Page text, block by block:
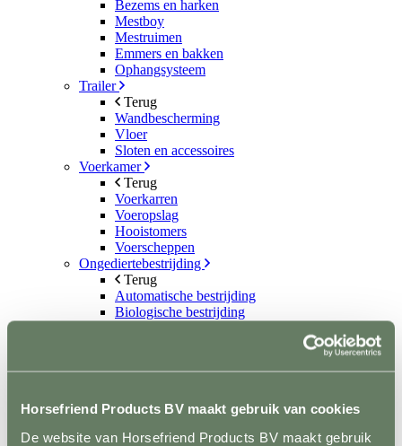
Horsefriend Products BV maakt gebruik van cookies
De website van Horsefriend Products BV maakt gebruik
Bezems en harken
Mestboy
Mestruimen
Emmers en bakken
Ophangsysteem
Trailer
Terug
Wandbescherming
Vloer
Sloten en accessoires
Voerkamer
Terug
Voerkarren
Voeropslag
Hooistomers
Voerscheppen
Ongediertebestrijding
Terug
Automatische bestrijding
Biologische bestrijding
Houten poorten
Ruiven
Bodemverbetering